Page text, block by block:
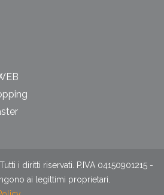
i diritti riservati. P.IVA 04150901215 -
ai legittimi proprietari.